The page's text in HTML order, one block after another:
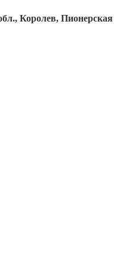
Королев, Пионерская